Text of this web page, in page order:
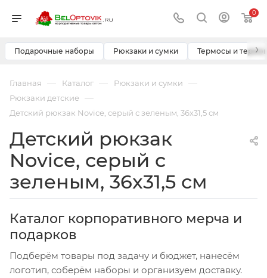
0
Подарочные наборы Рюкзаки и сумки Термосы и ›
Главная — Каталог — Рюкзаки и сумки —
Рюкзаки детские —
Детский рюкзак Novice, серый с зеленым, 36x31,5 см
Детский рюкзак
Novice, серый с
зеленым, 36x31,5 см
Каталог корпоративного мерча и
подарков
Подберём товары под задачу и бюджет, нанесём
логотип, соберём наборы и организуем доставку.